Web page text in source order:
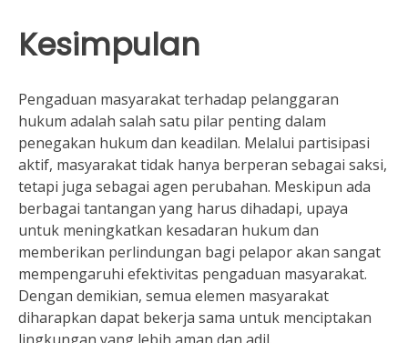
Kesimpulan
Pengaduan masyarakat terhadap pelanggaran
hukum adalah salah satu pilar penting dalam
penegakan hukum dan keadilan. Melalui partisipasi
aktif, masyarakat tidak hanya berperan sebagai saksi,
tetapi juga sebagai agen perubahan. Meskipun ada
berbagai tantangan yang harus dihadapi, upaya
untuk meningkatkan kesadaran hukum dan
memberikan perlindungan bagi pelapor akan sangat
mempengaruhi efektivitas pengaduan masyarakat.
Dengan demikian, semua elemen masyarakat
diharapkan dapat bekerja sama untuk menciptakan